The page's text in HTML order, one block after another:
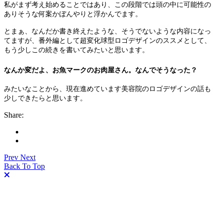
私がまず考え始めることではあり、この段階では頭の中に可能性の
ありそうな何案かぼんやりと浮かんでます。
とまぁ、なんだか書き終えたような、そうでないような内容になっ
てますが、番外編として超変化球型ロゴデザインのススメとして、
もう少しこの続きを書いてみたいと思います。
なんか変だよ、お魚マークのお肉屋さん。なんでそうなった？
みたいなことから、現在進めています美容院のロゴデザインの話も
少しできたらと思います。
Share:
Prev Next
Back To Top